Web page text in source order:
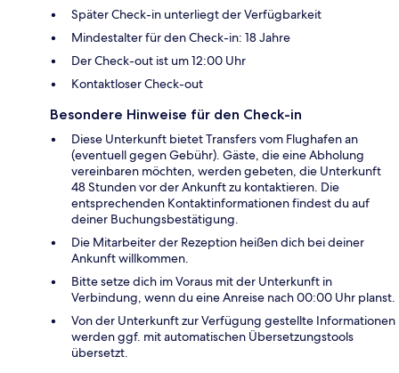
Später Check-in unterliegt der Verfügbarkeit
Mindestalter für den Check-in: 18 Jahre
Der Check-out ist um 12:00 Uhr
Kontaktloser Check-out
Besondere Hinweise für den Check-in
Diese Unterkunft bietet Transfers vom Flughafen an
(eventuell gegen Gebühr). Gäste, die eine Abholung
vereinbaren möchten, werden gebeten, die Unterkunft
48 Stunden vor der Ankunft zu kontaktieren. Die
entsprechenden Kontaktinformationen findest du auf
deiner Buchungsbestätigung.
Die Mitarbeiter der Rezeption heißen dich bei deiner
Ankunft willkommen.
Bitte setze dich im Voraus mit der Unterkunft in
Verbindung, wenn du eine Anreise nach 00:00 Uhr planst.
Von der Unterkunft zur Verfügung gestellte Informationen
werden ggf. mit automatischen Übersetzungstools
übersetzt.